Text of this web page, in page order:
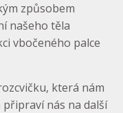
způsobem
našeho těla
vbočeného palce
která nám
nás na další